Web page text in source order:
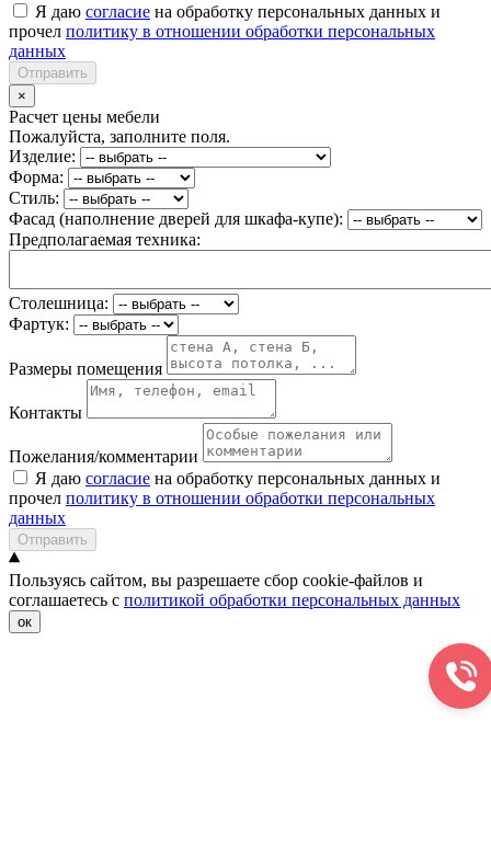
Я даю согласие на обработку персональных данных и
прочел политику в отношении обработки персональных
данных
Отправить
×
Расчет цены мебели
Пожалуйста, заполните поля.
Изделие:
Форма:
Стиль:
Фасад (наполнение дверей для шкафа-купе):
Предполагаемая техника:
Столешница:
Фартук:
Размеры помещения
Контакты
Пожелания/комментарии
Я даю согласие на обработку персональных данных и
прочел политику в отношении обработки персональных
данных
Отправить
Пользуясь сайтом, вы разрешаете сбор cookie-файлов и
соглашаетесь с политикой обработки персональных данных
ок